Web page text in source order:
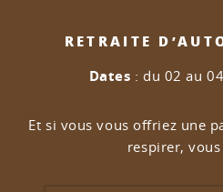
RETRAITE
Dates : du 02 au
Et si vous vous offriez une
respirer, vous